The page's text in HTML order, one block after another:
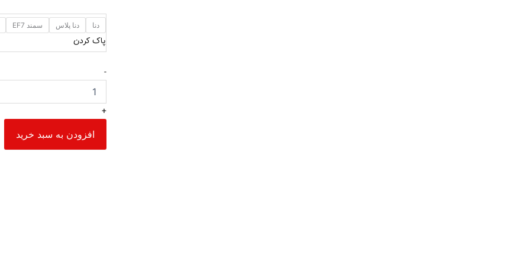
دنا دنا پلاس سمند EF7
پاک کردن
-
+
افزودن به سبد خرید